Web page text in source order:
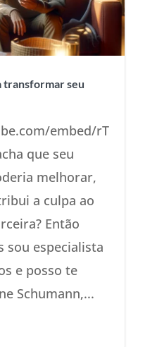
transformar seu
embed/rT
que seu
melhorar,
a culpa ao
Então
sou especialista
e posso te
Schumann,...